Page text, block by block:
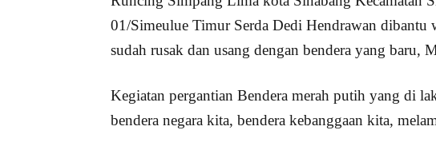
01/Simeulue Timur Serda Dedi Hendrawan dibantu
sudah rusak dan usang dengan bendera yang baru,
Kegiatan pergantian Bendera merah putih yang di
bendera negara kita, bendera kebanggaan kita,